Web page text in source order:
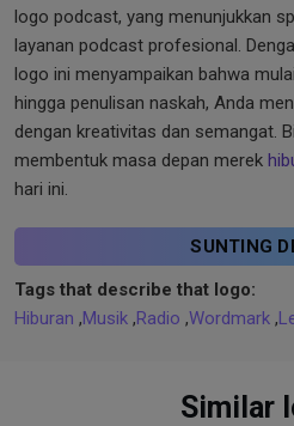
logo podcast, yang menunjukkan
layanan podcast profesional.
logo ini menyampaikan bahwa
hingga penulisan naskah, Anda
dengan kreativitas dan semangat.
membentuk masa depan merek
hari ini.
SUNTING
Tags that describe that logo:
Hiburan ,Musik ,Radio ,Wordmark ,
Similar